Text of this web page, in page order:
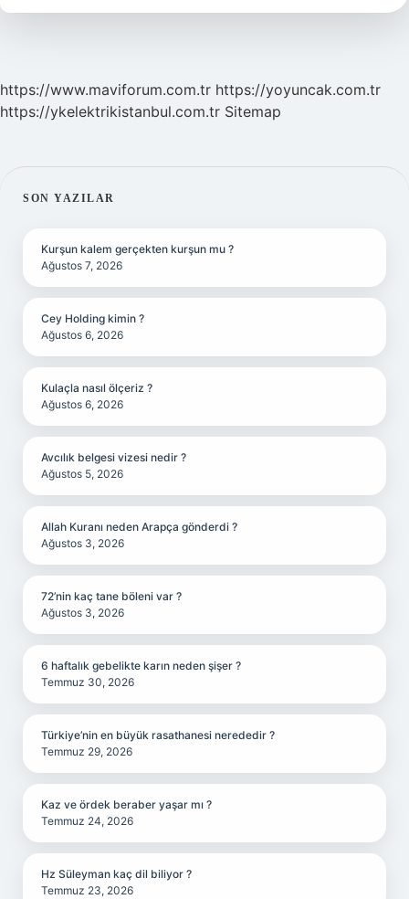
https://www.maviforum.com.tr https://yoyuncak.com.tr
https://ykelektrikistanbul.com.tr Sitemap
SIDEBAR
SON YAZILAR
Kurşun kalem gerçekten kurşun mu ?
Ağustos 7, 2026
Cey Holding kimin ?
Ağustos 6, 2026
Kulaçla nasıl ölçeriz ?
Ağustos 6, 2026
Avcılık belgesi vizesi nedir ?
Ağustos 5, 2026
Allah Kuranı neden Arapça gönderdi ?
Ağustos 3, 2026
72’nin kaç tane böleni var ?
Ağustos 3, 2026
6 haftalık gebelikte karın neden şişer ?
Temmuz 30, 2026
Türkiye’nin en büyük rasathanesi nerededir ?
Temmuz 29, 2026
Kaz ve ördek beraber yaşar mı ?
Temmuz 24, 2026
Hz Süleyman kaç dil biliyor ?
Temmuz 23, 2026